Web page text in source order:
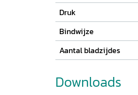
Druk
Bindwijze
Aantal bladzijdes
Downloads